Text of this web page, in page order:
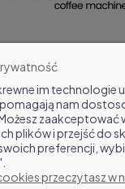
im technologie
pomagają nam
zaakceptować
plików i przejść do
preferencji,
przeczytasz w